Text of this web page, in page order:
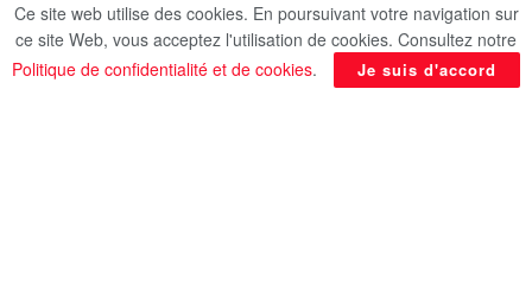
Le Portugal s’est parfaitement repris après son
décevant match nul face à la République
Ce site web utilise des cookies. En poursuivant votre navigation sur
ce site Web, vous acceptez l'utilisation de cookies. Consultez notre
Politique de confidentialité et de cookies. Je suis d'accord